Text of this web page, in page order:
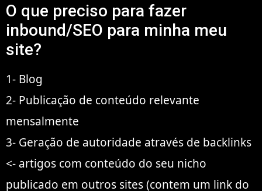
O que preciso para fazer
inbound/SEO para minha meu
site?
1- Blog
2- Publicação de conteúdo relevante
mensalmente
3- Geração de autoridade através de backlinks
<- artigos com conteúdo do seu nicho
publicado em outros sites (contem um link do